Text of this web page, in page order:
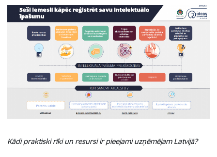
Kādi praktiski rīki un resursi ir pieejami uzņēmējam Latvijā?